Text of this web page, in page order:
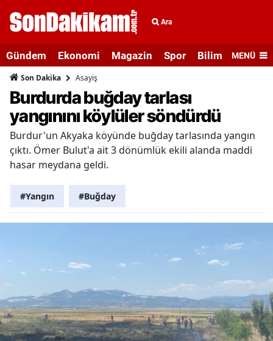
Ara
Gündem Ekonomi Magazin Spor Bilim veMENÜ
Son Dakika Asayiş
Burdurda buğday tarlası
yangınını köylüler söndürdü
Burdur'un Akyaka köyünde buğday tarlasında yangın
çıktı. Ömer Bulut'a ait 3 dönümlük ekili alanda maddi
hasar meydana geldi.
#Yangın #Buğday